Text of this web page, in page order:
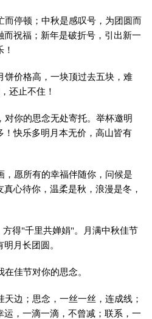
而停顿；中秋是感叹号，为团圆而
祝福；新年是破折号，引出新一
饼价格高，一块顶过去五块，难
还止不住！
对你的思念无处寄托。举杯邀明
！快乐多明月本无价，高山皆有
，愿所有的幸福伴随你，问候是
心待你，温柔是秋，浪漫是冬，
得"千里共婵娟"。月满中秋佳节
月长团圆。
佳节对你的思念。
边；思念，一丝一丝，连成线；
，一滴一滴，不曾减；联系，一